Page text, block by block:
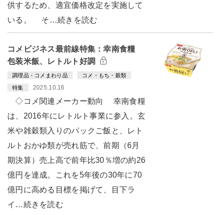
供するため、適宜価格改定を実施して
いる。 そ…続きを読む
コメビジネス最前線特集：幸南食糧
包装米飯、レトルト好調
調理品・コメまわり品 コメ・もち・穀類
特集 2025.10.16
◇コメ関連メーカー動向 幸南食糧
は、2016年にレトルト事業に参入。玄
米や雑穀類入りのパックご飯と、レト
ルトおかゆ類が売れ筋で、前期（6月
期決算）売上高で前年比30％増の約26
億円を達成。これを5年後の30年に70
億円に高める目標を掲げて、目下ラ
イ…続きを読む